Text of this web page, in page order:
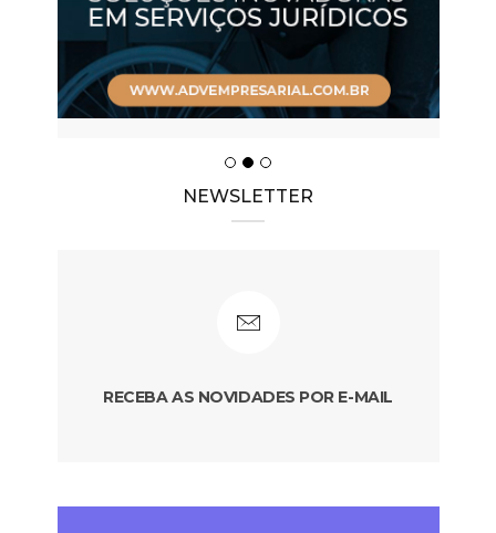
NEWSLETTER
RECEBA AS NOVIDADES POR E-MAIL